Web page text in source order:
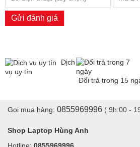
Gửi đánh giá
Dịch
vụ uy tín
Đổi trả trong 15
Gọi mua hàng: 0855969996 ( 9h:00 -
Shop Laptop Hùng Anh